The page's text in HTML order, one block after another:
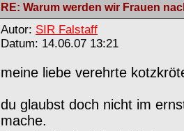
RE: Warum werden wir Frauen
Autor: SIR Falstaff
Datum: 14.06.07 13:21
meine liebe verehrte
du glaubst doch nicht im
mache.